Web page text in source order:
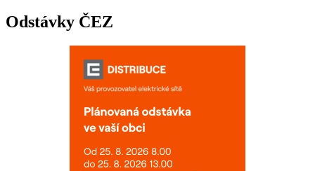
Odstávky ČEZ